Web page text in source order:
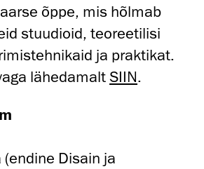
õppe, mis hõlmab
stuudioid, teoreetilisi
ja praktikat.
lähedamaltSIIN.
Disain ja